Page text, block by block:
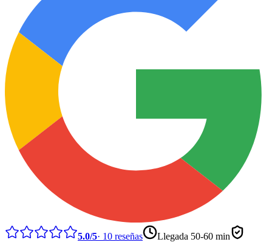
5.0/5· 10 reseñas Llegada 50-60 min